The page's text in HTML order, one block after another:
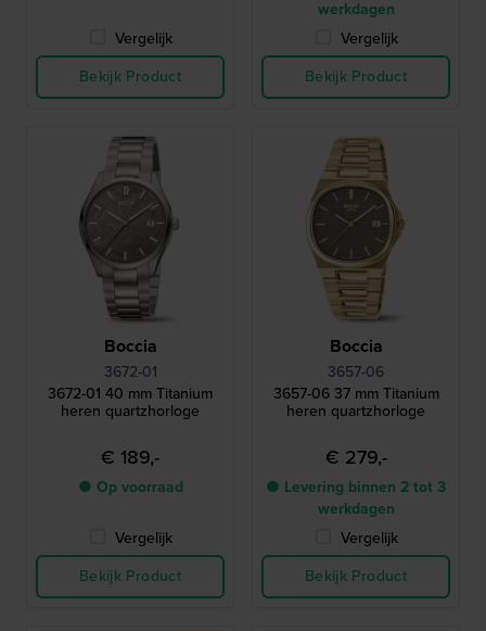
Vergelijk
Bekijk Product
werkdagen
Vergelijk
Bekijk Product
Boccia
3672-01
3672-01 40 mm Titanium
heren quartzhorloge
€ 189,-
● Op voorraad
Vergelijk
Bekijk Product
Boccia
3657-06
3657-06 37 mm Titanium
heren quartzhorloge
€ 279,-
● Levering binnen 2 tot 3
werkdagen
Vergelijk
Bekijk Product